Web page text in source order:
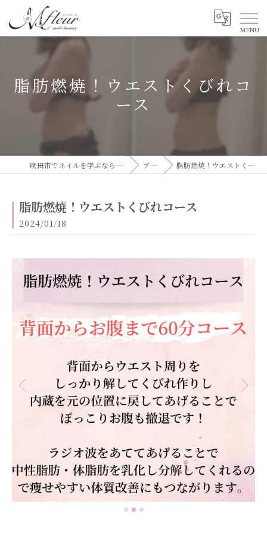
脂肪燃焼！ウエストくびれコ
ース
吹田市でネイルを学ぶならエムフルール ブログ 脂肪燃焼！ウエストくびれコース
脂肪燃焼！ウエストくびれコース
2024/01/18